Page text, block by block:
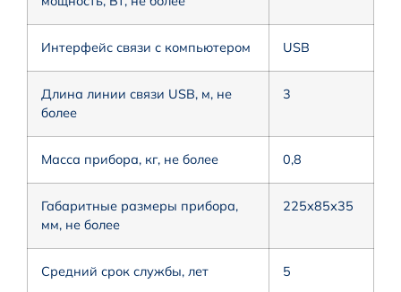
Интерфейс связи с компьютером USB
Длина линии связи USB, м, не
более
3
Масса прибора, кг, не более 0,8
Габаритные размеры прибора,
мм, не более
225х85х35
Средний срок службы, лет 5